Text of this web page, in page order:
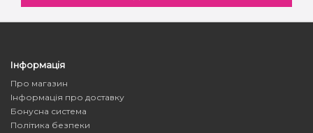
Інформація
Про магазин
Інформація про доставку
Бонусна система
Політика безпеки